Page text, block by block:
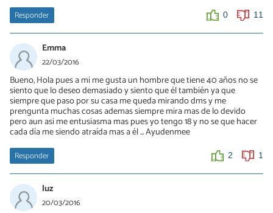
Responder 0 11
Emma
22/03/2016
Bueno, Hola pues a mi me gusta un hombre que tiene 40 años no se
siento que lo deseo demasiado y siento que él también ya que
siempre que paso por su casa me queda mirando dms y me
prengunta muchas cosas ademas siempre mira mas de lo devido
pero aun asi me entusiasma mas pues yo tengo 18 y no se que hacer
cada día me siendo atraída mas a él ... Ayudenmee
Responder 2 1
luz
20/03/2016